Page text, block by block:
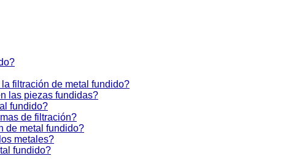
filtración de metal fundido?
las piezas fundidas?
fundido?
de filtración?
de metal fundido?
metales?
fundido?